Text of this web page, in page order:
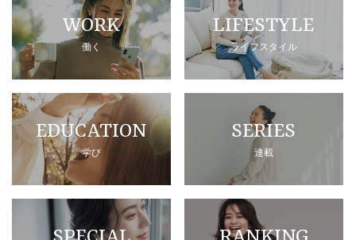
WORK
働く
LIFESTYLE
ライフスタイル
EDUCATION
学び
SERIES
連載